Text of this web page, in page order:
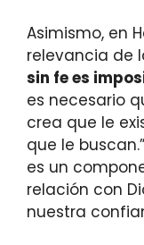
Asimismo, en
relevancia de
sin fe es
es necesario
crea que le
que le
es un
relación con
nuestra